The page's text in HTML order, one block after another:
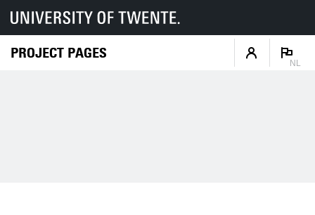
PROJECT PAGES
NL